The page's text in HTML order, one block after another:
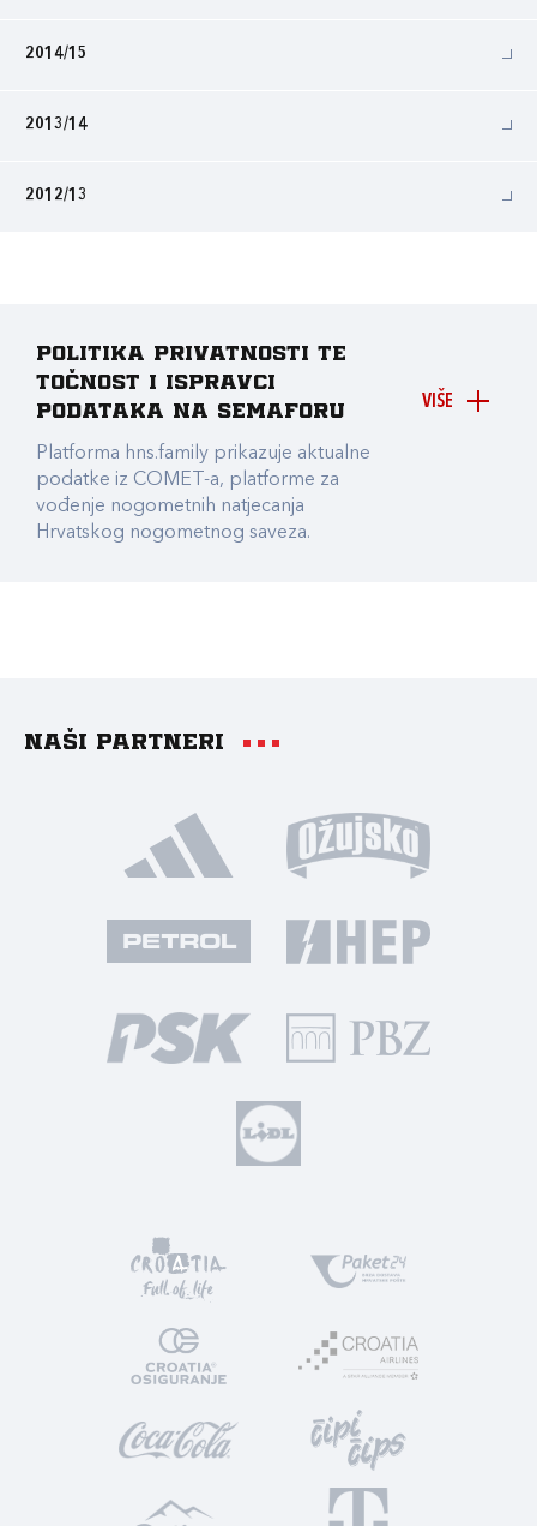
2014/15
2013/14
2012/13
VIŠE
Politika privatnosti te
točnost i ispravci
podataka na Semaforu
Platforma hns.family prikazuje aktualne
podatke iz COMET-a, platforme za
vođenje nogometnih natjecanja
Hrvatskog nogometnog saveza.
Naši partneri